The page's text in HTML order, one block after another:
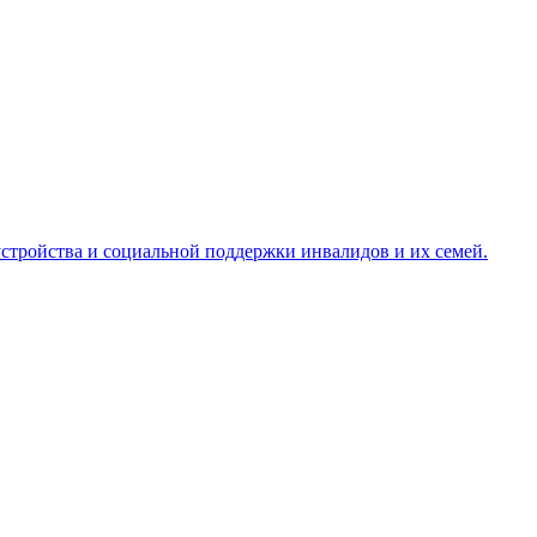
и социальной поддержки инвалидов и их семей.